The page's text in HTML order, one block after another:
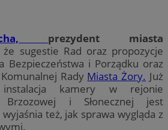
prezydent miasta
że sugestie Rad oraz propozycje
Bezpieczeństwa i Porządku oraz
Rady Miasta Żory. Już
instalacja kamery w rejonie
Brzozowej i Słonecznej jest
też, jak sprawa wygląda z